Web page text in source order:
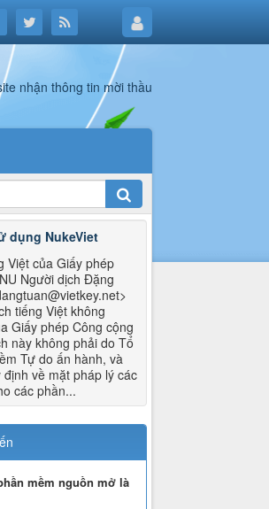
dụng NukeViet
Việt của Giấy phép
Người dịch Đặng
tiếng Việt không
Giấy phép Công cộng
này không phải do Tổ
Tự do ấn hành, và
định về mặt pháp lý các
các phần...
mềm nguồn mở là